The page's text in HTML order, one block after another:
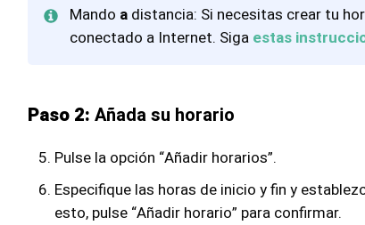
Mando adistancia: Si necesitas crear tu
conectado a Internet. Siga estas
Paso 2: Añada su horario
Pulse la opción “Añadir horarios”.
Especifique las horas de inicio y fin y
esto, pulse “Añadir horario” para confirmar.